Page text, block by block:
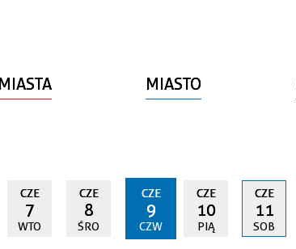
MIASTO
CZE
7
WTO
CZE
8
ŚRO
CZE
9
CZW
CZE
10
PIĄ
CZE
11
SOB